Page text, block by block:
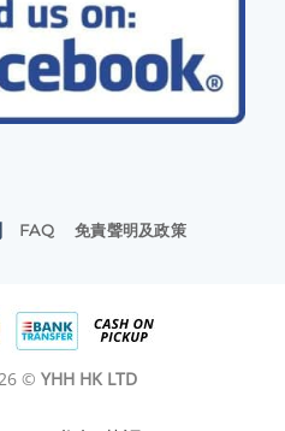
FAQ 免責聲明及政策
© YHH HK LTD